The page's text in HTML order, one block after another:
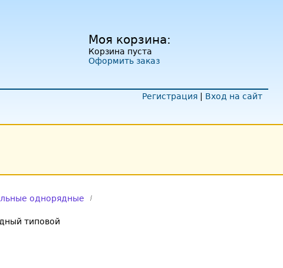
Моя корзина:
Корзина пуста
Оформить заказ
Регистрация
Вход на сайт
однорядные
типовой